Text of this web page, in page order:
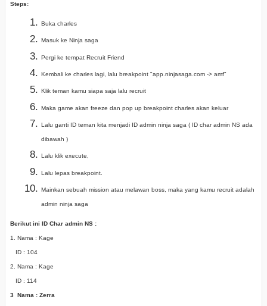
Steps:
Buka charles
Masuk ke Ninja saga
Pergi ke tempat Recruit Friend
Kembali ke charles lagi, lalu breakpoint "app.ninjasaga.com -> amf"
Klik teman kamu siapa saja lalu recruit
Maka game akan freeze dan pop up breakpoint charles akan keluar
Lalu ganti ID teman kita menjadi ID admin ninja saga ( ID char admin NS ada
dibawah )
Lalu klik execute,
Lalu lepas breakpoint.
Mainkan sebuah mission atau melawan boss, maka yang kamu recruit adalah
admin ninja saga
Berikut ini ID Char admin NS :
1. Nama : Kage
ID : 104
2. Nama : Kage
ID : 114
3 Nama : Zerra